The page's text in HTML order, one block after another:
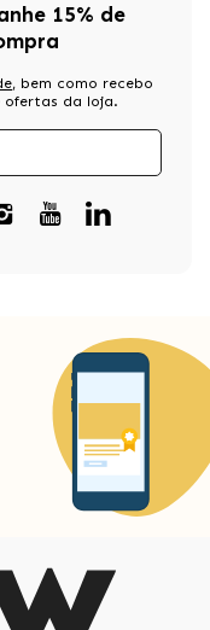
15% de
, bem como recebo
ofertas da loja.